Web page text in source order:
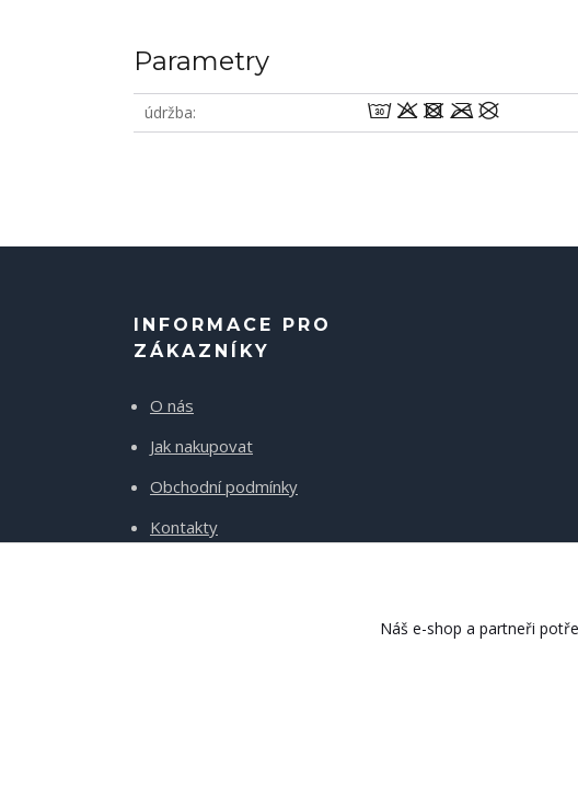
Parametry
údržba wodmU
INFORMACE PRO
ZÁKAZNÍKY
O nás
Jak nakupovat
Obchodní podmínky
Kontakty
Náš e-shop a partneři